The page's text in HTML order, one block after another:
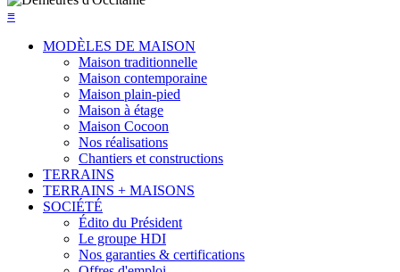
≡
MODÈLES DE MAISON
Maison traditionnelle
Maison contemporaine
Maison plain-pied
Maison à étage
Maison Cocoon
Nos réalisations
Chantiers et constructions
TERRAINS
TERRAINS + MAISONS
SOCIÉTÉ
Édito du Président
Le groupe HDI
Nos garanties & certifications